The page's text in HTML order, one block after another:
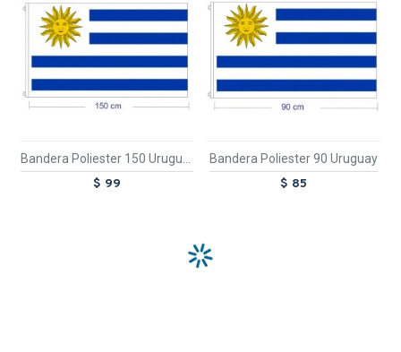
Bandera Poliester 150 Uruguay
$ 99
Bandera Poliester 90 Uruguay
$ 85